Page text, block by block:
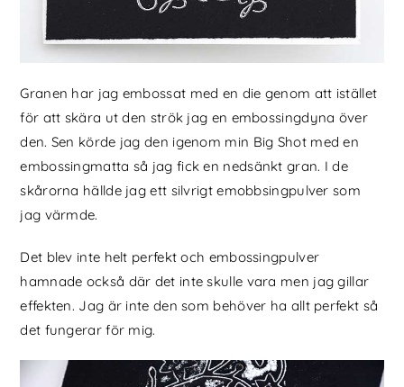
Granen har jag embossat med en die genom att istället
för att skära ut den strök jag en embossingdyna över
den. Sen körde jag den igenom min Big Shot med en
embossingmatta så jag fick en nedsänkt gran. I de
skårorna hällde jag ett silvrigt emobbsingpulver som
jag värmde.
Det blev inte helt perfekt och embossingpulver
hamnade också där det inte skulle vara men jag gillar
effekten. Jag är inte den som behöver ha allt perfekt så
det fungerar för mig.